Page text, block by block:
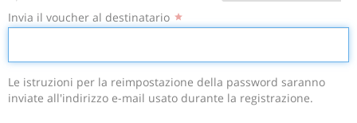
Invia il voucher al destinatario
Le istruzioni per la reimpostazione della password saranno
inviate all'indirizzo e-mail usato durante la registrazione.